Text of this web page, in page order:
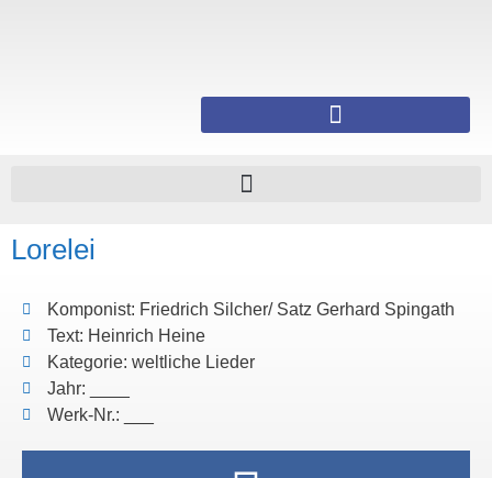
Lorelei
Komponist: Friedrich Silcher/ Satz Gerhard Spingath
Text: Heinrich Heine
Kategorie: weltliche Lieder
Jahr: ____
Werk-Nr.: ___